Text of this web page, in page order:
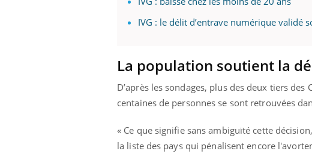
IVG : le délit d’entrave numérique validé
La population soutient la
D’après les sondages, plus des deux tiers
centaines de personnes se sont retrouvées
« Ce que signifie sans ambiguïté cette
la liste des pays qui pénalisent encore